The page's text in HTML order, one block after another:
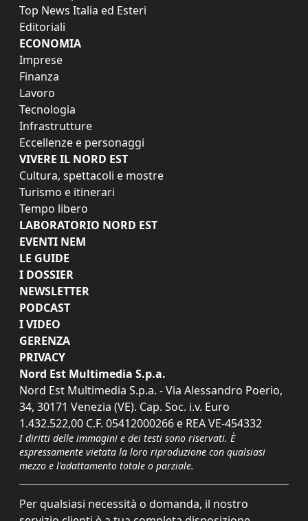
Top News Italia ed Esteri
Editoriali
ECONOMIA
Imprese
Finanza
Lavoro
Tecnologia
Infrastrutture
Eccellenze e personaggi
VIVERE IL NORD EST
Cultura, spettacoli e mostre
Turismo e itinerari
Tempo libero
LABORATORIO NORD EST
EVENTI NEM
LE GUIDE
I DOSSIER
NEWSLETTER
PODCAST
I VIDEO
GERENZA
PRIVACY
Nord Est Multimedia S.p.a.
Nord Est Multimedia S.p.a. - Via Alessandro Poerio,
34, 30171 Venezia (VE). Cap. Soc. i.v. Euro
1.432.522,00 C.F. 05412000266 e REA VE-454332
I diritti delle immagini e dei testi sono riservati. È
espressamente vietata la loro riproduzione con qualsiasi
mezzo e l'adattamento totale o parziale.
Per qualsiasi necessità o domanda, il nostro